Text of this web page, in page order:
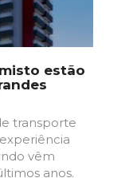
estão
transporte
vêm
anos.